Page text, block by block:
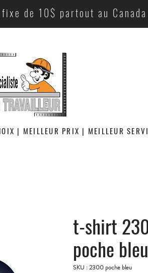
de 10$ partout au Canada
| MEILLEUR PRIX | MEILLEUR
t-shirt
poche
SKU : 2300 poche bleu